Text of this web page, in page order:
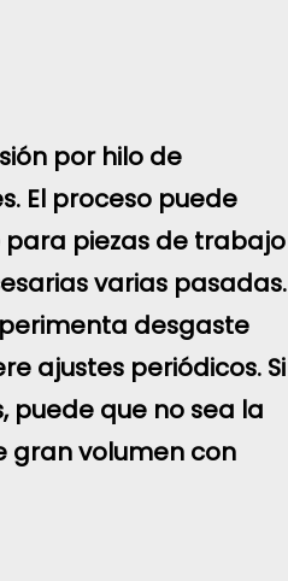
por hilo de
El proceso puede
piezas de trabajo
varias pasadas.
desgaste
ajustes periódicos. Si
puede que no sea la
gran volumen con